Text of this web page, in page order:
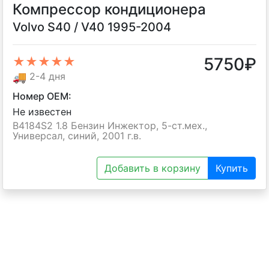
Компрессор кондиционера
Volvo S40 / V40 1995-2004
★★★★★
🚚 2-4 дня
5750₽
Номер OEM:
Не известен
B4184S2 1.8 Бензин Инжектор, 5-ст.мех.,
Универсал, синий, 2001 г.в.
Добавить в корзину Купить